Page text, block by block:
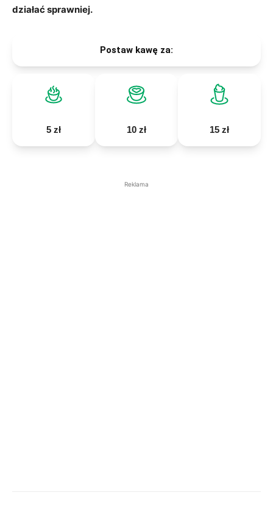
działać sprawniej.
Postaw kawę za:
5 zł 10 zł 15 zł
Reklama